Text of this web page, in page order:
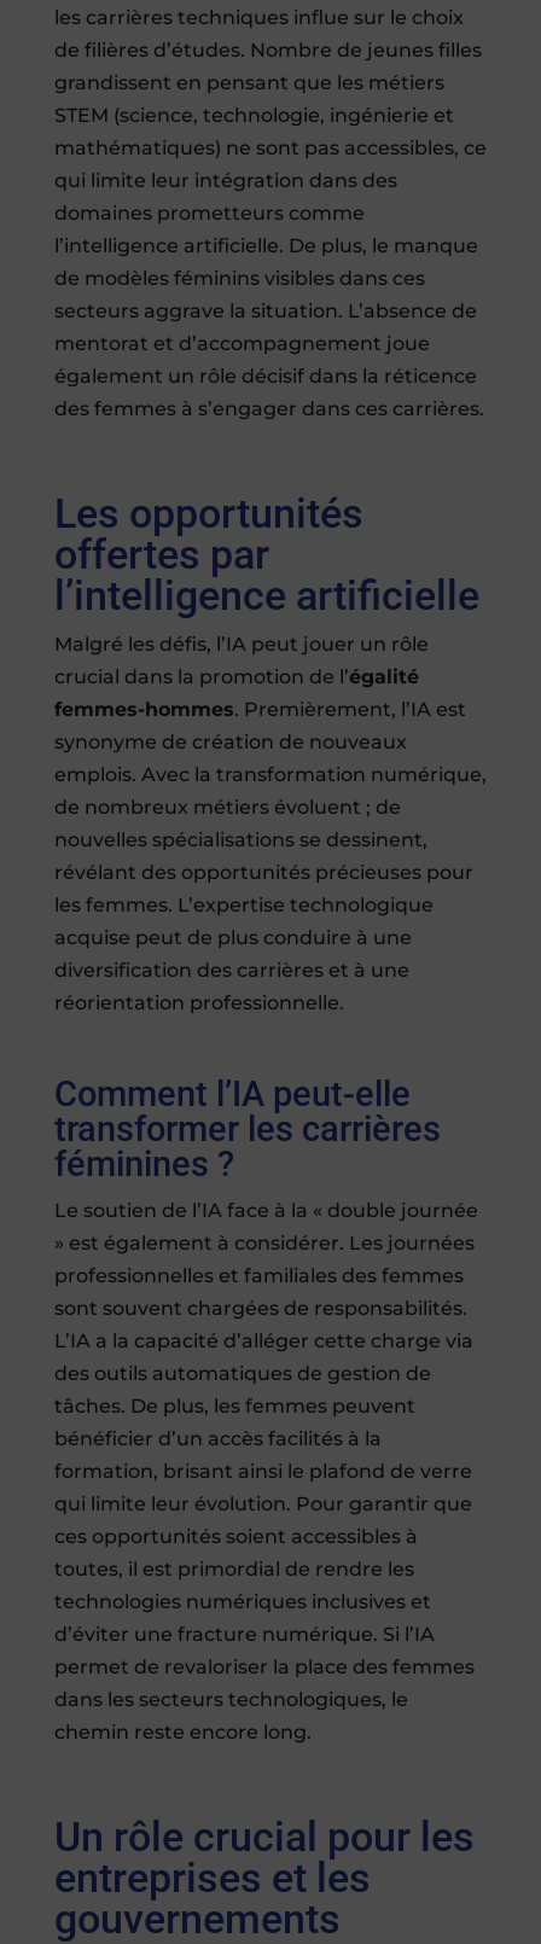
les carrières techniques influe sur le choix
de filières d’études. Nombre de jeunes filles
grandissent en pensant que les métiers
STEM (science, technologie, ingénierie et
mathématiques) ne sont pas accessibles, ce
qui limite leur intégration dans des
domaines prometteurs comme
l’intelligence artificielle. De plus, le manque
de modèles féminins visibles dans ces
secteurs aggrave la situation. L’absence de
mentorat et d’accompagnement joue
également un rôle décisif dans la réticence
des femmes à s’engager dans ces carrières.
Les opportunités
offertes par
l’intelligence artificielle
Malgré les défis, l’IA peut jouer un rôle
crucial dans la promotion de l’égalité
femmes-hommes. Premièrement, l’IA est
synonyme de création de nouveaux
emplois. Avec la transformation numérique,
de nombreux métiers évoluent ; de
nouvelles spécialisations se dessinent,
révélant des opportunités précieuses pour
les femmes. L’expertise technologique
acquise peut de plus conduire à une
diversification des carrières et à une
réorientation professionnelle.
Comment l’IA peut-elle
transformer les carrières
féminines ?
Le soutien de l’IA face à la « double journée
» est également à considérer. Les journées
professionnelles et familiales des femmes
sont souvent chargées de responsabilités.
L’IA a la capacité d’alléger cette charge via
des outils automatiques de gestion de
tâches. De plus, les femmes peuvent
bénéficier d’un accès facilités à la
formation, brisant ainsi le plafond de verre
qui limite leur évolution. Pour garantir que
ces opportunités soient accessibles à
toutes, il est primordial de rendre les
technologies numériques inclusives et
d’éviter une fracture numérique. Si l’IA
permet de revaloriser la place des femmes
dans les secteurs technologiques, le
chemin reste encore long.
Un rôle crucial pour les
entreprises et les
gouvernements